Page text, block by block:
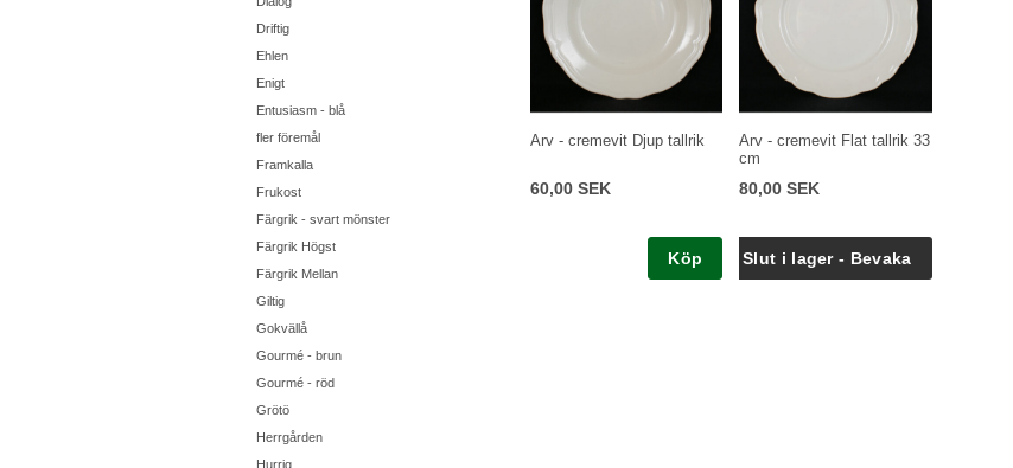
Driftig
Ehlen
Enigt
Entusiasm - blå
fler föremål
Framkalla
Frukost
Färgrik - svart mönster
Färgrik Högst
Färgrik Mellan
Giltig
Gokvällå
Gourmé - brun
Gourmé - röd
Grötö
Herrgården
Hurrig
Arv - cremevit Djup tallrik
60,00 SEK
Köp
Arv - cremevit Flat tallrik 33
cm
80,00 SEK